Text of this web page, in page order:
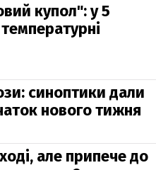
купол": у 5
синоптики дали
нового тижня
але припече до